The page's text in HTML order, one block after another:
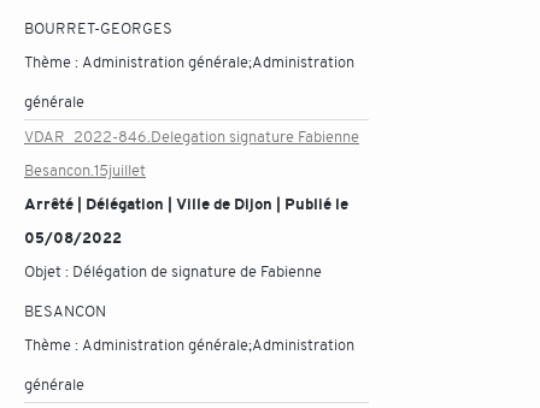
BOURRET-GEORGES
Thème : Administration générale;Administration
générale
VDAR_2022-846.Delegation signature Fabienne
Besancon.15juillet
Arrêté | Délégation | Ville de Dijon | Publié le
05/08/2022
Objet : Délégation de signature de Fabienne
BESANCON
Thème : Administration générale;Administration
générale